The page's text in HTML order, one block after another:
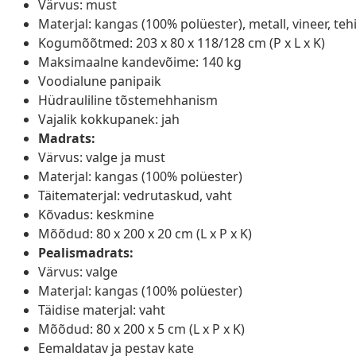
Värvus: must
Materjal: kangas (100% polüester), metall, vineer,
Kogumõõtmed: 203 x 80 x 118/128 cm (P x L x K)
Maksimaalne kandevõime: 140 kg
Voodialune panipaik
Hüdrauliline tõstemehhanism
Vajalik kokkupanek: jah
Madrats:
Värvus: valge ja must
Materjal: kangas (100% polüester)
Täitematerjal: vedrutaskud, vaht
Kõvadus: keskmine
Mõõdud: 80 x 200 x 20 cm (L x P x K)
Pealismadrats:
Värvus: valge
Materjal: kangas (100% polüester)
Täidise materjal: vaht
Mõõdud: 80 x 200 x 5 cm (L x P x K)
Eemaldatav ja pestav kate